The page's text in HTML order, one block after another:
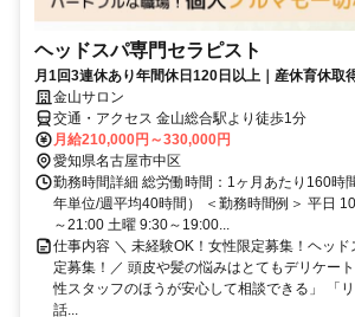
ヘッドスパ専門セラピスト
月1回3連休あり年間休日120日以上｜産休育休取
金山サロン
交通・アクセス 金山総合駅より徒歩1分
月給210,000円～330,000円
愛知県名古屋市中区
勤務時間詳細 総労働時間：1ヶ月あたり160時
年単位/週平均40時間） ＜勤務時間例＞ 平日
～21:00 土曜 9:30～19:00...
仕事内容 ＼ 未経験OK！女性限定募集！ヘッ
定募集！／ 頭皮や髪の悩みはとてもデリケー
性スタッフのほうが安心して相談できる」 「
話...